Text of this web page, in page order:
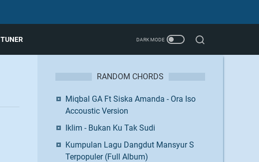
TUNER
RANDOM CHORDS
Miqbal GA Ft Siska Amanda - Ora Iso
Accoustic Version
Iklim - Bukan Ku Tak Sudi
Kumpulan Lagu Dangdut Mansyur S
Terpopuler (Full Album)